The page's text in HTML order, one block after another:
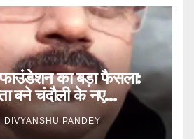
फाउंडेशन का बड़ा फैसला:
बने चंदौली के नए
DIVYANSHU PANDEY